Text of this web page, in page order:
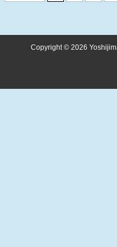
Copyright © 2026